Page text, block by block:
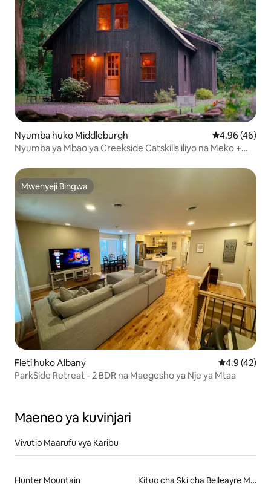
Nyumba huko Middleburgh Ukadiriaji wa
4.96 (46)
Nyumba ya Mbao ya Creekside Catskills iliyo na Meko +
Mwenyeji Bingwa
Mwenyeji Bingwa
Fleti huko Albany Ukadiriaji
4.9 (42)
ParkSide Retreat - 2 BDR na Maegesho ya Nje ya Mtaa
Maeneo ya kuvinjari
Vivutio Maarufu vya Karibu
Hunter Mountain Kituo cha Ski cha Belleayre Mountain